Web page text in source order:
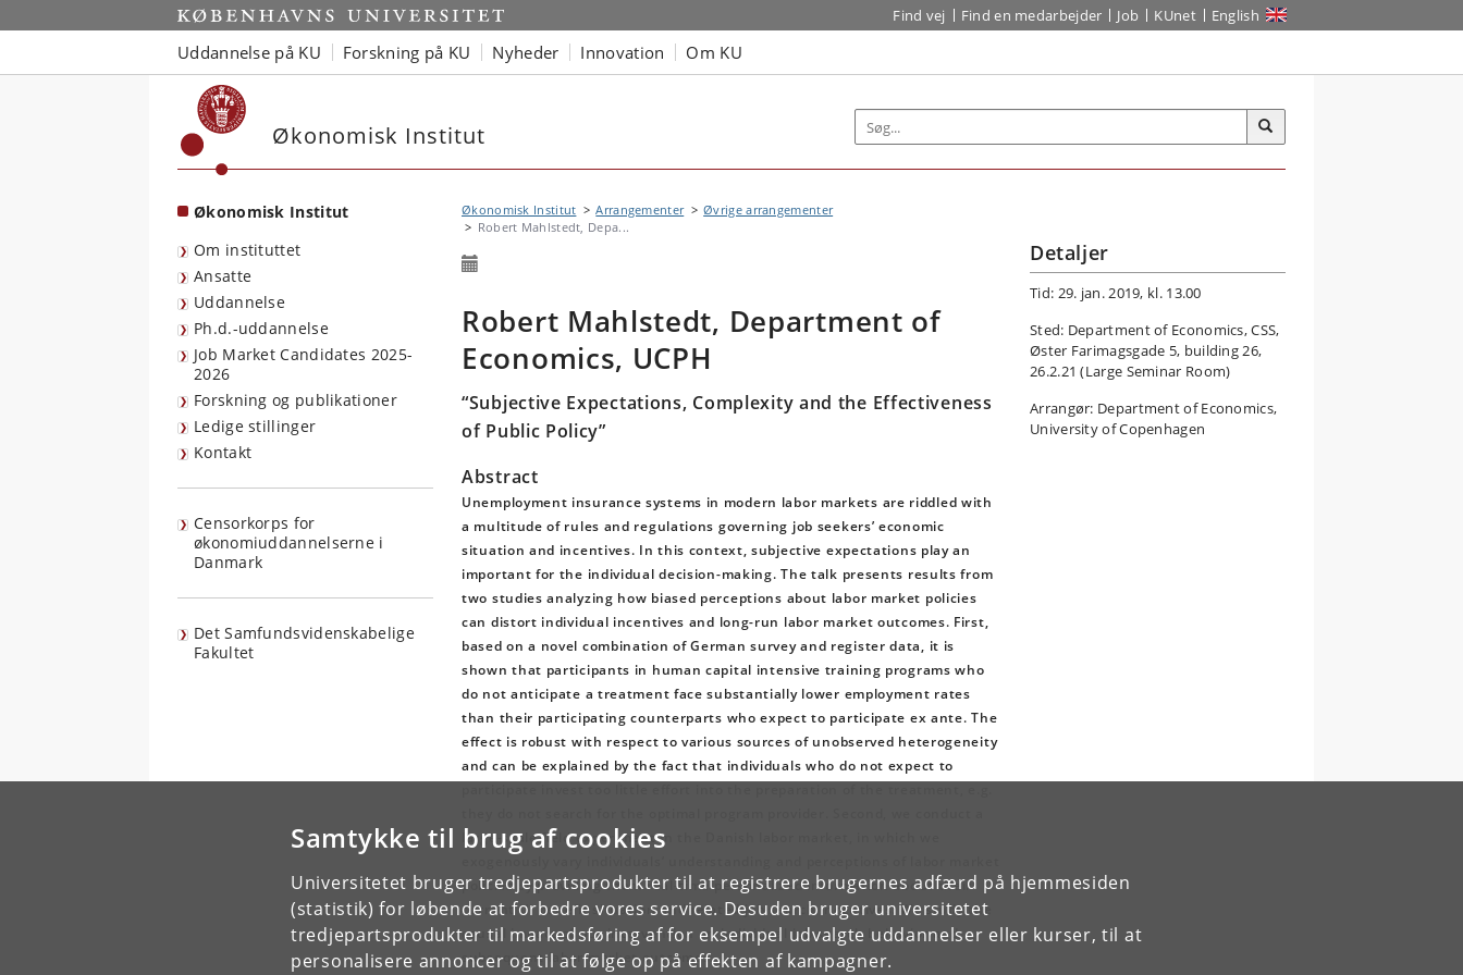
Samtykke til brug af cookies
Universitetet bruger tredjepartsprodukter til at registrere brugernes adfærd på hjemmesiden
(statistik) for løbende at forbedre vores service. Desuden bruger universitetet
tredjepartsprodukter til markedsføring af for eksempel udvalgte uddannelser eller kurser, til at
personalisere annoncer og til at følge op på effekten af kampagner.
Start Find vej Find en medarbejder Job KUnet English
Uddannelse på KU Forskning på KU Nyheder Innovation Om KU
Økonomisk Institut
Økonomisk Institut
Om instituttet
Ansatte
Uddannelse
Ph.d.-uddannelse
Job Market Candidates 2025-
2026
Forskning og publikationer
Ledige stillinger
Kontakt
Censorkorps for
økonomiuddannelserne i
Danmark
Det Samfundsvidenskabelige
Fakultet
Økonomisk Institut Arrangementer
Øvrige arrangementer
Robert Mahlstedt, Depa...
Robert Mahlstedt, Department of
Economics, UCPH
“Subjective Expectations, Complexity and the Effectiveness
of Public Policy”
Abstract
Unemployment insurance systems in modern labor markets are riddled with
a multitude of rules and regulations governing job seekers’ economic
situation and incentives. In this context, subjective expectations play an
important for the individual decision-making. The talk presents results from
two studies analyzing how biased perceptions about labor market policies
can distort individual incentives and long-run labor market outcomes. First,
based on a novel combination of German survey and register data, it is
shown that participants in human capital intensive training programs who
do not anticipate a treatment face substantially lower employment rates
than their participating counterparts who expect to participate ex ante. The
effect is robust with respect to various sources of unobserved heterogeneity
and can be explained by the fact that individuals who do not expect to
large-scale field experiment in the Danish labor market, in which we
policies by providing them real-time personalized information about their
current UI benefit situation and related job search incentives. We study the
causal impact of our intervention on individual job search behavior and
subsequent labor market outcomes.
Detaljer
Tid: 29. jan. 2019, kl. 13.00
Sted: Department of Economics, CSS,
Øster Farimagsgade 5, building 26,
26.2.21 (Large Seminar Room)
Arrangør: Department of Economics,
University of Copenhagen